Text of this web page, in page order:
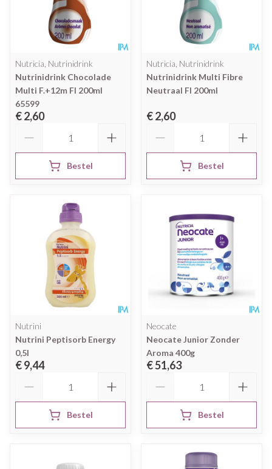
Nutricia, Nutrinidrink
Nutrinidrink Chocolade
Multi F.+12m Fl 200ml
65599
€ 2,60
Bestel
Nutricia, Nutrinidrink
Nutrinidrink Multi Fibre
Neutraal Fl 200ml
€ 2,60
Bestel
Nutrini
Nutrini Peptisorb Energy
0,5l
€ 9,44
Bestel
Neocate
Neocate Junior Zonder
Aroma 400g
€ 51,63
Bestel